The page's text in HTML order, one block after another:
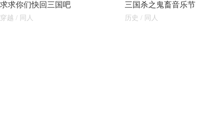
求求你们快回三国吧
穿越 / 同人
三国杀之鬼畜音乐节
历史 / 同人